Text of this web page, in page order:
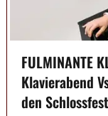
FULMINANTE
Klavierabend
den